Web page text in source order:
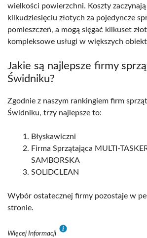
wielkości powierzchni. Koszty zaczynają
kilkudziesięciu złotych za pojedyncze
pomieszczeń, a mogą sięgać kilkuset
kompleksowe usługi w większych
Jakie są najlepsze firmy
Świdniku?
Zgodnie z naszym rankingiem firm
Świdniku, trzy najlepsze to:
Błyskawiczni
Firma Sprzątająca MULTI-
SAMBORSKA
SOLIDCLEAN
Wybór ostatecznej firmy pozostaje w
stronie.
Więcej Informacji